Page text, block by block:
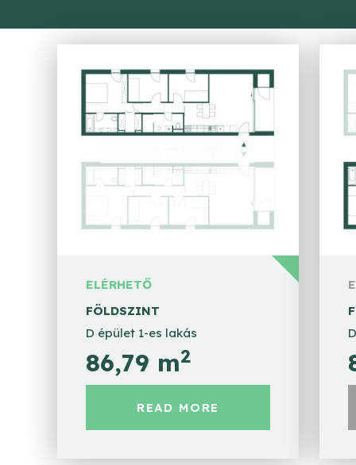
ELÉRHETŐ
FÖLDSZINT
D épület 1-es lakás
86,79 m2
READ MORE